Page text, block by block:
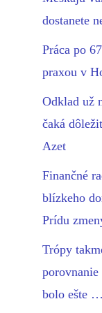
dostanete
Práca po
praxou v
Odklad už
čaká
Azet
Finančné
blízkeho
Prídu
Trópy
bolo ešte …